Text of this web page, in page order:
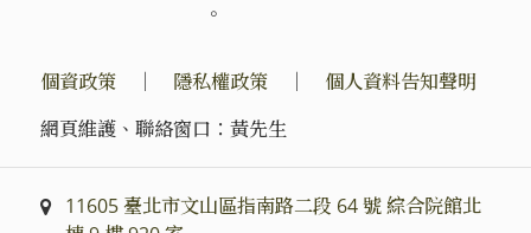
。
個資政策 隱私權政策
個人資料告知聲明
網頁維護、聯絡窗口：黃先生
11605 臺北市文山區指南路二段 64 號 綜合院館北